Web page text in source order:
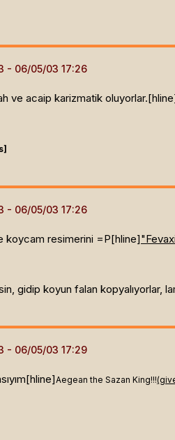
ve acaip karizmatik
koycam resimerini =P[hline]
gidip koyun falan kopyalıyorlar,
Aegean the Sazan King!!!